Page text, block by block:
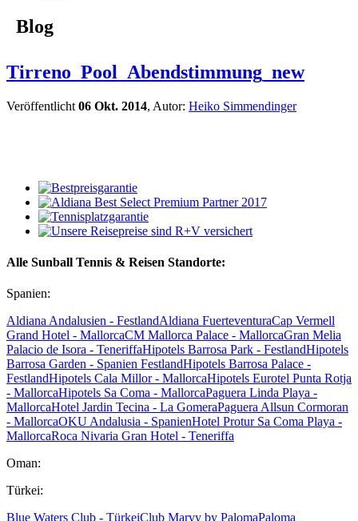
Blog
Tirreno_Pool_Abendstimmung_new
Veröffentlicht 06 Okt. 2014, Autor: Heiko Simmendinger
Alle Sunball Tennis & Reisen Standorte:
Spanien:
Aldiana Andalusien - FestlandAldiana FuerteventuraCap Vermell
Grand Hotel - MallorcaCM Mallorca Palace - MallorcaGran Melia
Palacio de Isora - TeneriffaHipotels Barrosa Park - FestlandHipotels
Barrosa Garden - Spanien FestlandHipotels Barrosa Palace -
FestlandHipotels Cala Millor - MallorcaHipotels Eurotel Punta Rotja
- MallorcaHipotels Sa Coma - MallorcaPaguera Linda Playa -
MallorcaHotel Jardin Tecina - La GomeraPaguera Allsun Cormoran
- MallorcaOKU Andalusia - SpanienHotel Protur Sa Coma Playa -
MallorcaRoca Nivaria Gran Hotel - Teneriffa
Oman:
Türkei:
Blue Waters Club - TürkeiClub Marvy by PalomaPaloma